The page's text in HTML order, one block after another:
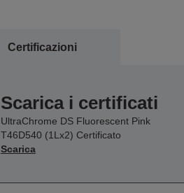
Certificazioni
Scarica i certificati
UltraChrome DS Fluorescent Pink
T46D540 (1Lx2) Certificato
Scarica